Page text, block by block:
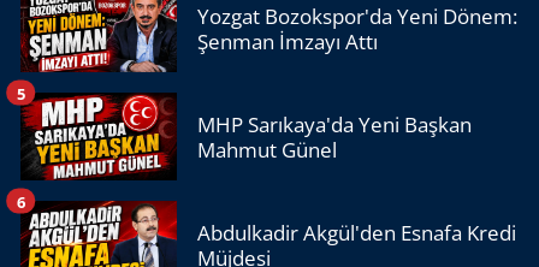
Yozgat Bozokspor'da Yeni Dönem:
Şenman İmzayı Attı
MHP Sarıkaya'da Yeni Başkan
Mahmut Günel
5
Abdulkadir Akgül'den Esnafa Kredi
Müjdesi
6